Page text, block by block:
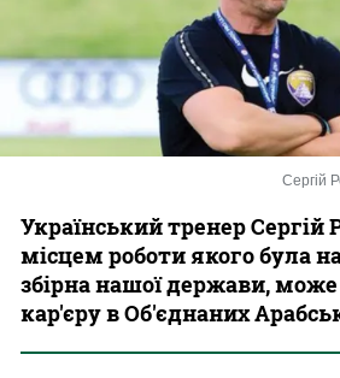
Казино
Сергій
Український тренер Сергій
місцем роботи якого була
збірна нашої держави,
кар'єру в Об'єднаних